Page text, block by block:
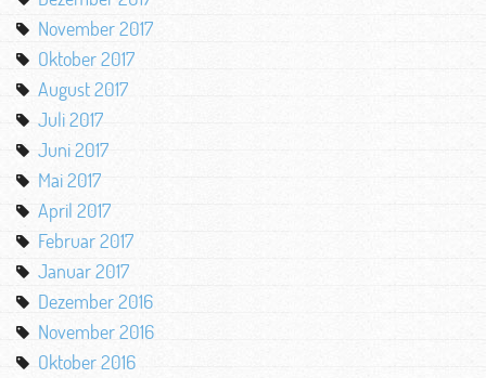
November 2017
Oktober 2017
August 2017
Juli 2017
Juni 2017
Mai 2017
April 2017
Februar 2017
Januar 2017
Dezember 2016
November 2016
Oktober 2016